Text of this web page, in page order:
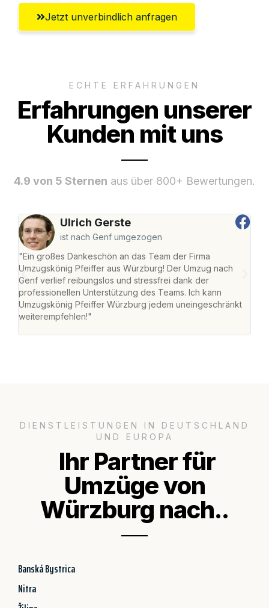
Jetzt unverbindlich anfragen
ECHTE ERFAHRUNGEN
Erfahrungen unserer
Kunden mit uns
4.9 von 5 Sternen aus über 800+ Bewertungen.
Ulrich Gerste
ist nach Genf umgezogen
"Ein großes Dankeschön an das Team der Firma
Umzugskönig Pfeiffer aus Würzburg! Der Umzug nach
Genf verlief reibungslos und stressfrei dank der
professionellen Unterstützung des Teams. Ich kann
Umzugskönig Pfeiffer Würzburg jedem uneingeschränkt
weiterempfehlen!"
DIENSTLEISTUNGEN IN DEUTSCHLAND
UND EUROPA
Ihr Partner für
Umzüge von
Würzburg nach..
Banská Bystrica
Nitra